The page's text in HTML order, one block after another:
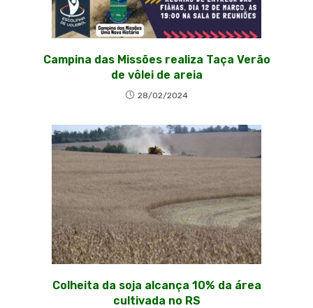
Campina das Missões realiza Taça Verão
de vôlei de areia
28/02/2024
Colheita da soja alcança 10% da área
cultivada no RS